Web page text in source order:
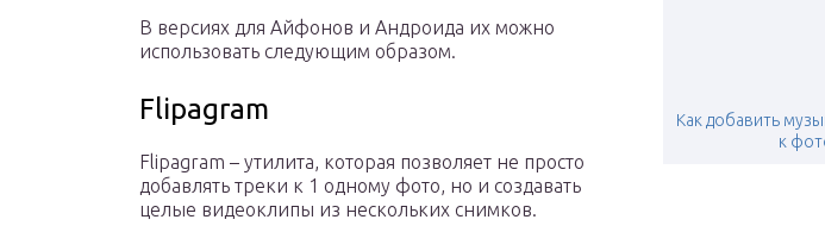
Как добавить
к
В версиях для Айфонов и Андроида их можно
использовать следующим образом.
Flipagram
Flipagram – утилита, которая позволяет не просто
добавлять треки к 1 одному фото, но и создавать
целые видеоклипы из нескольких снимков.